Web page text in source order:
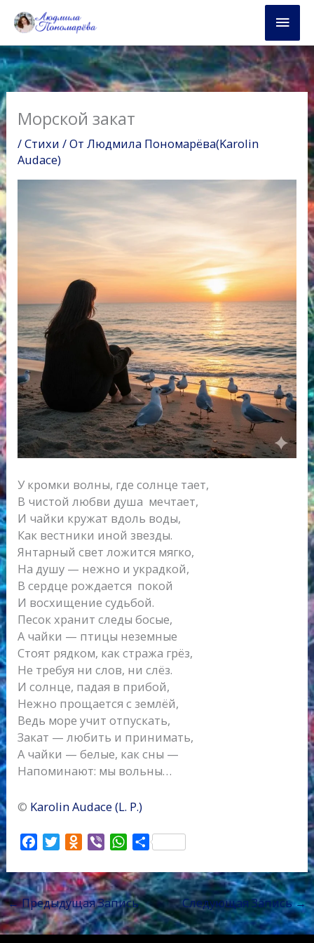
содержимому
Морской закат
/Стихи / ОтЛюдмила Пономарёва(Karolin
Audace)
У кромки волны, где солнце тает,
В чистой любви душа мечтает,
И чайки кружат вдоль воды,
Как вестники иной звезды.
Янтарный свет ложится мягко,
На душу — нежно и украдкой,
В сердце рождается покой
И восхищение судьбой.
Песок хранит следы босые,
А чайки — птицы неземные
Стоят рядком, как стража грёз,
Не требуя ни слов, ни слёз.
И солнце, падая в прибой,
Нежно прощается с землёй,
Ведь море учит отпускать,
Закат — любить и принимать,
А чайки — белые, как сны —
Напоминают: мы вольны…
© Karolin Audace (L. P.)
c
e
b
o
i
t
t
e
O
n
o
k
l
b
e
r
W
a
t
s
A
О
п
р
а
в
←Предыдущая Запись Следующая Запись→